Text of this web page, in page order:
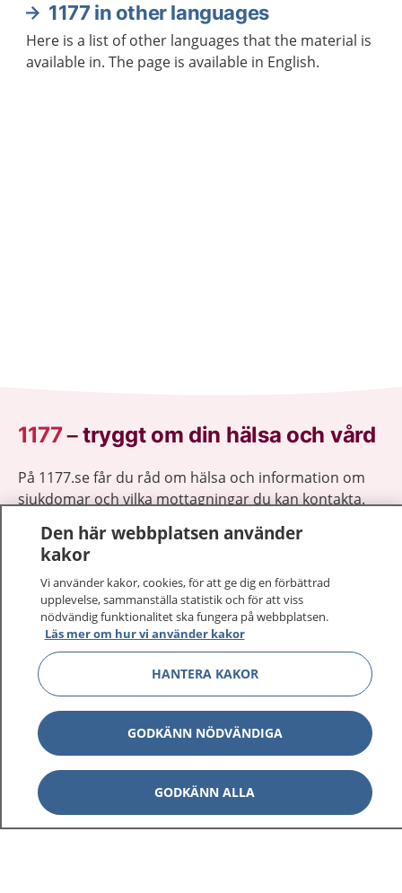
1177 in other languages
Here is a list of other languages that the material is
available in. The page is available in English.
1177–tryggt om din hälsa och vård
På 1177.se får du råd om hälsa och information om
sjukdomar och vilka mottagningar du kan kontakta.
vårdärenden. Ring telefonnummer 1177 för
sjukvårdsrådgivning dygnet runt.
1177 ger dig råd när du vill må bättre.
Show
Om 1177 Show
Kontakt Show
Den här webbplatsen använder
kakor
Vi använder kakor, cookies, för att ge dig en förbättrad
upplevelse, sammanställa statistik och för att viss
nödvändig funktionalitet ska fungera på webbplatsen.
Läs mer om hur vi använder kakor
HANTERA KAKOR
GODKÄNN NÖDVÄNDIGA
GODKÄNN ALLA